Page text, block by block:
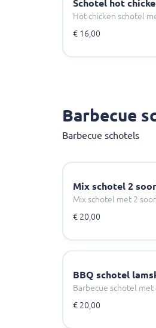
Schotel hot
Hot chicken schotel
€ 16,00
Barbecue
Barbecue schotels
Mix schotel 2
Mix schotel met 2
€ 20,00
BBQ schotel
Barbecue schotel
€ 20,00